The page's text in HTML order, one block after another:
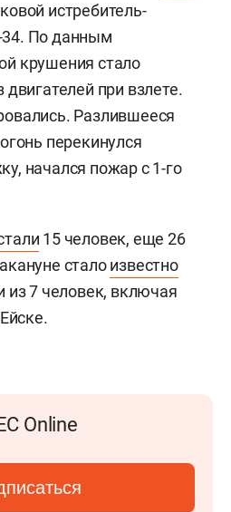
истребитель-
По данным
крушения стало
двигателей при взлете.
Разлившееся
перекинулся
начался пожар с 1-го
15 человек, еще 26
сталоизвестно
из 7 человек, включая
Online